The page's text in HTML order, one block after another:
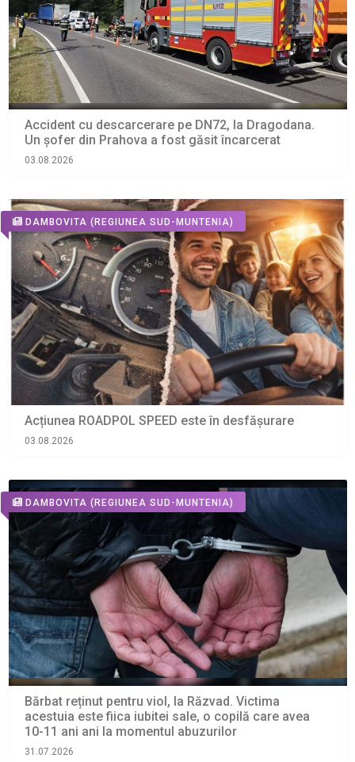
Accident cu descarcerare pe DN72, la Dragodana.
Un șofer din Prahova a fost găsit încarcerat
03.08.2026
DAMBOVITA (REGIUNEA SUD-MUNTENIA)
Acțiunea ROADPOL SPEED este în desfășurare
03.08.2026
DAMBOVITA (REGIUNEA SUD-MUNTENIA)
Bărbat reținut pentru viol, la Răzvad. Victima
acestuia este fiica iubitei sale, o copilă care avea
10-11 ani ani la momentul abuzurilor
31.07.2026